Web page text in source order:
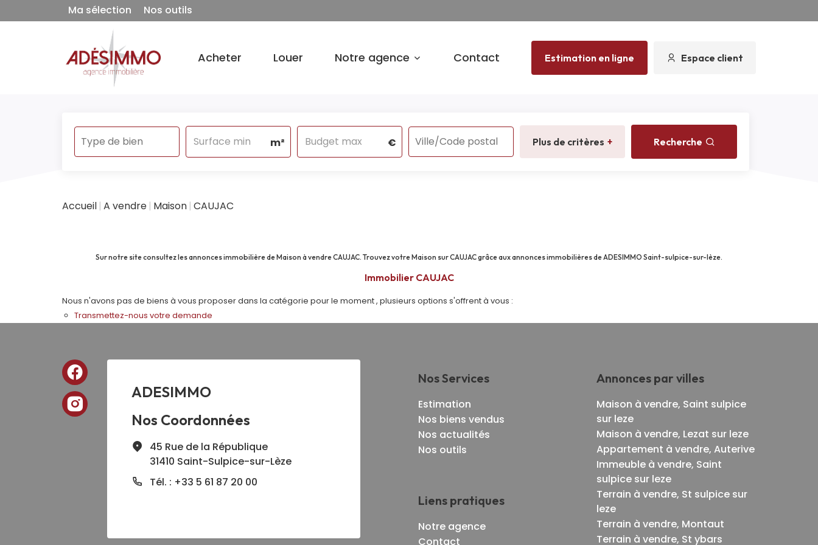
Ma sélection Nos outils
Acheter Louer Notre agence Contact Estimation en ligne Espace client
m² € Plus de critères + Recherche
Accueil A vendre Maison CAUJAC
Sur notre site consultez les annonces immobilière de Maison à vendre CAUJAC. Trouvez votre Maison sur CAUJAC grâce aux annonces immobilières de ADESIMMO Saint-sulpice-sur-lèze.
Immobilier CAUJAC
Nous n'avons pas de biens à vous proposer dans la catégorie pour le moment , plusieurs options s'offrent à vous :
Transmettez-nous votre demande
ADESIMMO
Nos Coordonnées
45 Rue de la République
31410 Saint-Sulpice-sur-Lèze
Tél. : +33 5 61 87 20 00
Nos Services
Estimation
Nos biens vendus
Nos actualités
Nos outils
Liens pratiques
Notre agence
Contact
Annonces par villes
Maison à vendre, Saint sulpice
sur leze
Maison à vendre, Lezat sur leze
Appartement à vendre, Auterive
Immeuble à vendre, Saint
sulpice sur leze
Terrain à vendre, St sulpice sur
leze
Terrain à vendre, Montaut
Terrain à vendre, St ybars